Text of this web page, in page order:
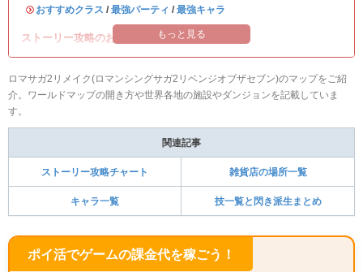
・ おすすめクラス / 最強パーティ / 最強キャラ
ストーリー攻略のお供に読みたい記事！
もっと見る
ロマサガ2リメイク(ロマンシングサガ2リベンジオブザセブン)のマップをご紹
介。ワールドマップの開き方や世界各地の施設やダンジョンを記載していま
す。
関連記事
ストーリー攻略チャート 雑貨店の場所一覧
キャラ一覧 技一覧と閃き派生まとめ
ポイ活でゲームの課金代を稼ごう！